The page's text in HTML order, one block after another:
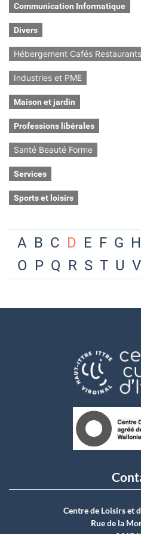
Communication Informatique
Divers
Hébergement Cafés Restaurants
Industries et PME
Maison et jardin
Professions libérales
Santé Beauté Forme
Services
Sports et loisirs
A B C D E F G H
O P Q R S T U V
Centre de Loisirs et
Rue de la